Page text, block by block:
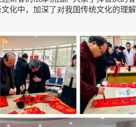
化中，加深了对我国传统文化的理解